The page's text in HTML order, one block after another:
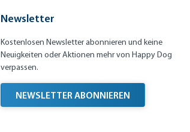
Newsletter
Kostenlosen Newsletter abonnieren und keine
Neuigkeiten oder Aktionen mehr von Happy Dog
verpassen.
NEWSLETTER ABONNIEREN